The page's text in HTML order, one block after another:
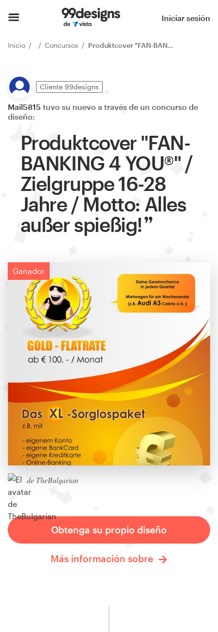
Iniciar sesión
Inicio Concursos Produktcover "FAN-BANKING 4 YOU®" / Zielgruppe 16-28 Jahre / Motto: Alles außer spießig!
Cliente 99designs
Mail5815 tuvo su nuevo a través de un concurso de
diseño:
Ganador
de TheBulgarian
Produktcover "FAN-
BANKING 4 YOU®" /
Zielgruppe 16-28
Jahre / Motto: Alles
außer spießig!
Obtenga su propio diseño
Más información sobre